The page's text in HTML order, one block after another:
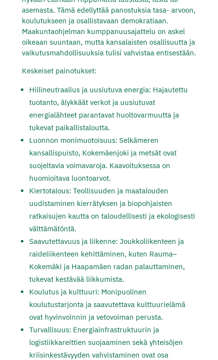
asemasta. Tämä edellyttää panostuksia tasa- arvoon,
koulutukseen ja osallistavaan demokratiaan.
Maakuntaohjelman kumppanuusajattelu on askel
oikeaan suuntaan, mutta kansalaisten osallisuutta ja
vaikutusmahdollisuuksia tulisi vahvistaa entisestään.
Keskeiset painotukset:
Hiilineutraalius ja uusiutuva energia: Hajautettu
tuotanto, älykkäät verkot ja uusiutuvat
energialähteet parantavat huoltovarmuutta ja
tukevat paikallistaloutta.
Luonnon monimuotoisuus: Selkämeren
kansallispuisto, Kokemäenjoki ja metsät ovat
suojeltavia voimavaroja. Kaavoituksessa on
huomioitava luontoarvot.
Kiertotalous: Teollisuuden ja maatalouden
uudistaminen kierrätyksen ja biopohjaisten
ratkaisujen kautta on taloudellisesti ja ekologisesti
välttämätöntä.
Saavutettavuus ja liikenne: Joukkoliikenteen ja
raideliikenteen kehittäminen, kuten Rauma–
Kokemäki ja Haapamäen radan palauttaminen,
tukevat kestävää liikkumista.
Koulutus ja kulttuuri: Monipuolinen
koulutustarjonta ja saavutettava kulttuurielämä
ovat hyvinvoinnin ja vetovoiman perusta.
Turvallisuus: Energiainfrastruktuurin ja
logistiikkareittien suojaaminen sekä yhteisöjen
kriisinkestävyyden vahvistaminen ovat osa